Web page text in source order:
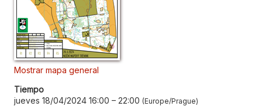
Mostrar mapa general
Tiempo
jueves 18/04/2024 16:00 – 22:00 Europe/Prague